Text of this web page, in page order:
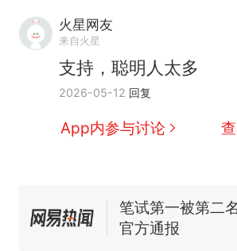
火星网友
来自火星
支持，聪明人太多
2026-05-12 回复
App内参与讨论
新 费大厨“全国小
号，仅凭视频评
协会回应
男子上山采菌偶
窝，原地守1天等
官方通报
多地要求领导干